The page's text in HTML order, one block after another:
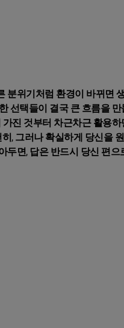
분위기처럼 환경이 바뀌면
선택들이 결국 큰 흐름을
진 것부터 차근차근 활용
, 그러나 확실하게 당신을
두면, 답은 반드시 당신 편으